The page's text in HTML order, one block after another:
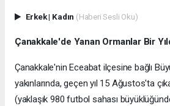
Erkek| Kadın (Haberi Sesli Oku)
Çanakkale'de Yanan Ormanlar Bir
Çanakkale'nin Eceabat ilçesine bağlı
yakınlarında, geçen yıl 15 Ağustos'ta
(yaklaşık 980 futbol sahası